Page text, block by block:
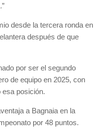
desde la tercera ronda en
después de que
por ser el segundo
de equipo en 2025, con
posición.
a Bagnaia en la
por 48 puntos.